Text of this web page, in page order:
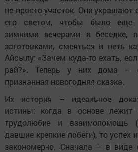
не просто участок. Они
его светом, чтобы было еще
зимними вечерами в беседке,
заготовками, смеяться и петь
Айсылу: «Зачем куда-то ехать,
рай?». Теперь у них дома –
признанная новогодняя сказка.
Их история – идеальное
истины: когда в основе лежит
трудолюбие и взаимопомощь
давшие крепкие побеги), то успех
закономерно. Сначала – в виде